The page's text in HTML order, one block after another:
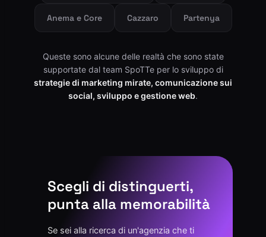
Anema e Core Cazzaro Partenya
Queste sono alcune delle realtà che sono state
supportate dal team SpoTTe per lo sviluppo di
strategie di marketing mirate, comunicazione sui
social, sviluppo e gestione web.
Scegli di distinguerti,
punta alla memorabilità
Se sei alla ricerca di un'agenzia che ti